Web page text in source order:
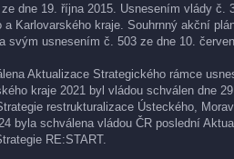
dne 19. října 2015. Usnesením vlády
Karlovarského kraje. Souhrnný akční
svým usnesením č. 503 ze dne 10.
Aktualizace Strategického rámce
kraje 2021 byl vládou schválen dne
restrukturalizace Ústeckého,
byla schválena vládou ČR poslední
RE:START.